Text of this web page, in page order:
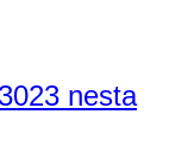
nesta